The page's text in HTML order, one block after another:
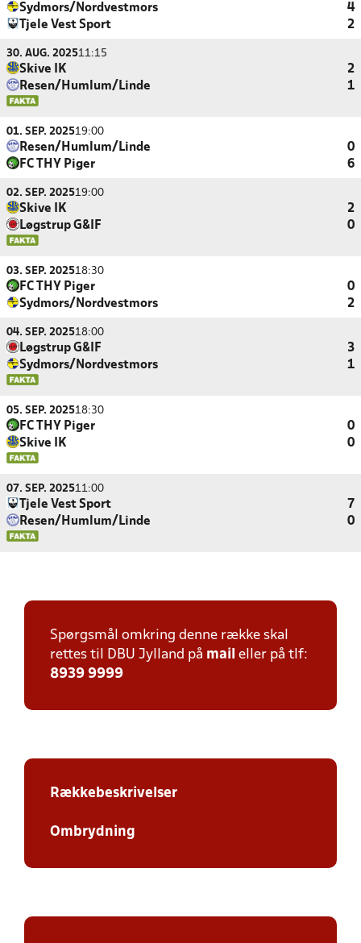
Sydmors/Nordvestmors
4
Tjele Vest Sport
2
30. AUG. 202511:15
Skive IK
2
Resen/Humlum/Linde
1
01. SEP. 202519:00
Resen/Humlum/Linde
0
FC THY Piger
6
02. SEP. 202519:00
Skive IK
2
Løgstrup G&IF
0
03. SEP. 202518:30
FC THY Piger
0
Sydmors/Nordvestmors
2
04. SEP. 202518:00
Løgstrup G&IF
3
Sydmors/Nordvestmors
1
05. SEP. 202518:30
FC THY Piger
0
Skive IK
0
07. SEP. 202511:00
Tjele Vest Sport
7
Resen/Humlum/Linde
0
Spørgsmål omkring denne række skal
rettes til DBU Jylland på mail eller på tlf:
8939 9999
Rækkebeskrivelser
Ombrydning